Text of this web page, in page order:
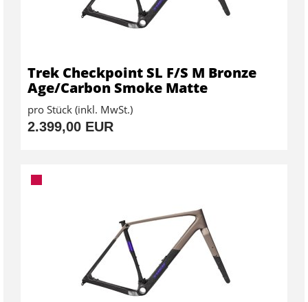
Trek Checkpoint SL F/S M Bronze
Age/Carbon Smoke Matte
pro Stück (inkl. MwSt.)
2.399,00 EUR